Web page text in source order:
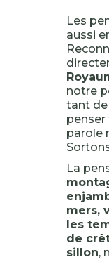
Les
aussi
notre
tant de
penser
parole
La
mers,
les
de
sillon,